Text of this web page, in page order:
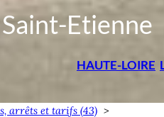
Etienne
HAUTE-LOIRE
arrêts et tarifs (43)